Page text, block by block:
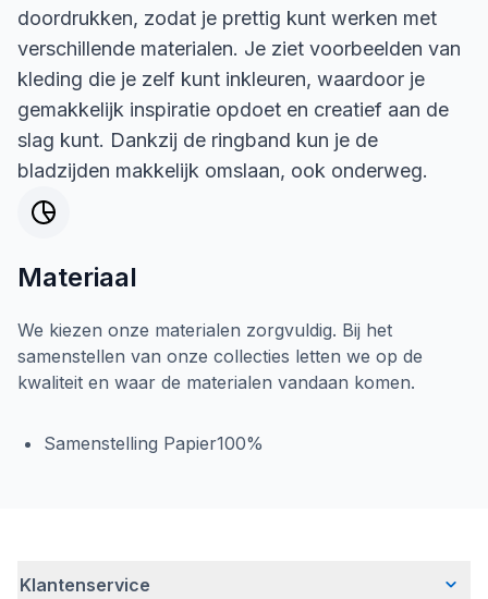
doordrukken, zodat je prettig kunt werken met
verschillende materialen. Je ziet voorbeelden van
kleding die je zelf kunt inkleuren, waardoor je
gemakkelijk inspiratie opdoet en creatief aan de
slag kunt. Dankzij de ringband kun je de
bladzijden makkelijk omslaan, ook onderweg.
Materiaal
We kiezen onze materialen zorgvuldig. Bij het
samenstellen van onze collecties letten we op de
kwaliteit en waar de materialen vandaan komen.
Samenstelling Papier100%
Klantenservice